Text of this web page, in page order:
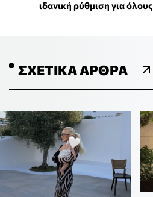
ιδανική ρύθμιση για όλους
ΣΧΕΤΙΚΆ ΆΡΘΡΑ